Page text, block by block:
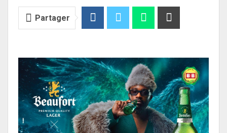
Partager